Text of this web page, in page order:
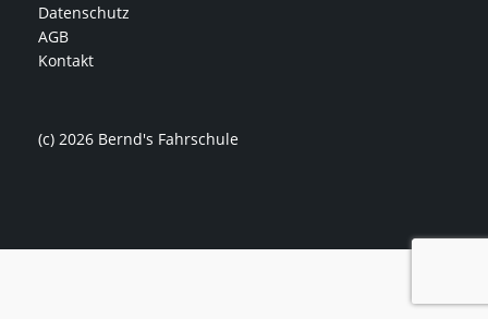
Datenschutz
AGB
Kontakt
(c) 2026 Bernd's Fahrschule